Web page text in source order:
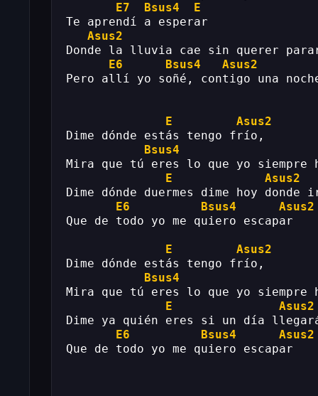
E7
Bsus4
E
Te aprendí a esperar
Asus2
Donde la lluvia cae sin querer
E6
Bsus4
Asus2
Pero allí yo soñé, contigo una
E
Asus2
Dime dónde estás tengo frío,
Bsus4
Mira que tú eres lo que yo siempre
E
Asus2
Dime dónde duermes dime hoy donde
E6
Bsus4
Asus2
Que de todo yo me quiero escapar
E
Asus2
Dime dónde estás tengo frío,
Bsus4
Mira que tú eres lo que yo siempre
E
Asus2
Dime ya quién eres si un día
E6
Bsus4
Asus2
Que de todo yo me quiero escapar